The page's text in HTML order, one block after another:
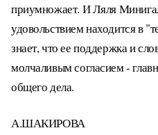
приумножает. И Ляля
удовольствием находится в
знает, что ее поддержка и
молчаливым согласием -
общего дела.
А.ШАКИРОВА